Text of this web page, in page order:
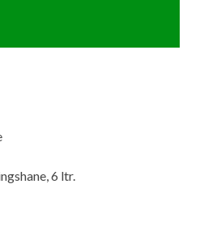
at vide
campingvogn
og sikkerhedsapp
6 ltr.